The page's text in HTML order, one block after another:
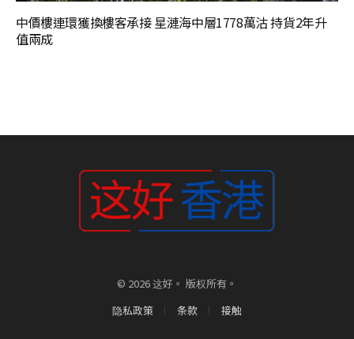
中價樓連環獲換樓客承接 星漣海中層1778萬沽 持貨2年升
值兩成
© 2026 这好。 版权所有。
隐私政策
条款 接触